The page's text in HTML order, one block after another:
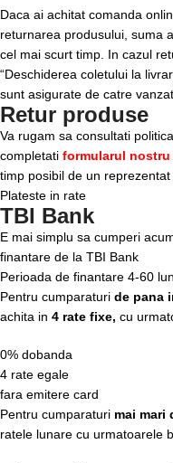
Daca ai achitat comanda
returnarea produsului, suma
cel mai scurt timp. In cazul
“Deschiderea coletului la
sunt asigurate de catre
Retur produse
Va rugam sa consultati
completati formularul
timp posibil de un
Plateste in rate
TBI Bank
E mai simplu sa cumperi
finantare de la TBI Bank
Perioada de finantare 4-60
Pentru cumparaturi de pana
achita in 4 rate fixe, cu
0% dobanda
4 rate egale
fara emitere card
Pentru cumparaturi mai mari
ratele lunare cu urmatoarele